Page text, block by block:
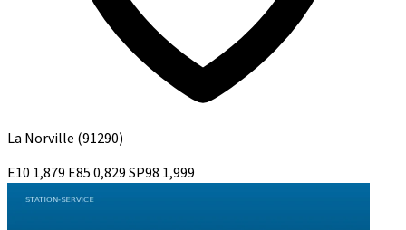
La Norville (91290)
E10 1,879 E850,829SP98 1,999